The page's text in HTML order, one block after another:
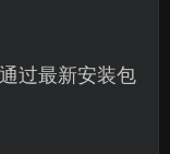
过最新安装包